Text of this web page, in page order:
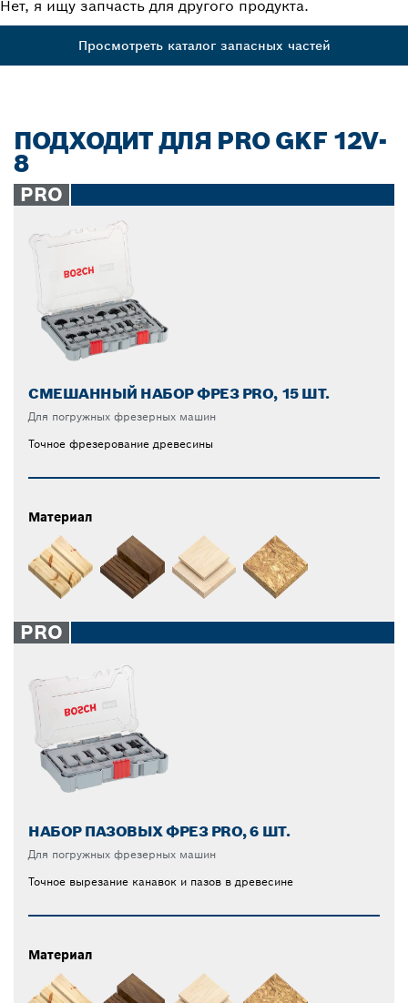
Нет, я ищу запчасть для другого продукта.
Просмотреть каталог запасных частей
ПОДХОДИТ ДЛЯ PRO GKF 12V-
8
PRO
СМЕШАННЫЙ НАБОР ФРЕЗ PRO, 15 ШТ.
Для погружных фрезерных машин
Точное фрезерование древесины
Материал
PRO
НАБОР ПАЗОВЫХ ФРЕЗ PRO, 6 ШТ.
Для погружных фрезерных машин
Точное вырезание канавок и пазов в древесине
Материал